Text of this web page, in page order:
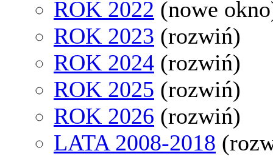
ROK 2022 (nowe
ROK 2023 (rozwiń)
ROK 2024 (rozwiń)
ROK 2025 (rozwiń)
ROK 2026 (rozwiń)
LATA 2008-2018